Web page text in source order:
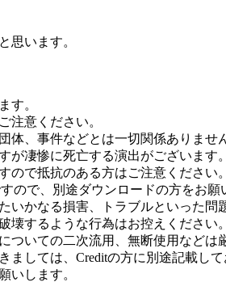
思います。
す。
注意ください。
、事件などとは一切関係ありませ
凄惨に死亡する演出がございます
で抵抗のある方はご注意ください。
ので、別途ダウンロードの方をお願
かなる損害、トラブルといった問
するような行為はお控えください
いての二次流用、無断使用などは
しては、Creditの方に別途記載して
いします。